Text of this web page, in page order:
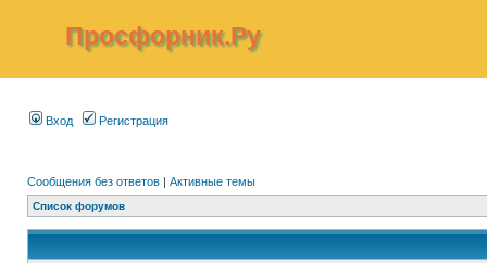
Просфорник.Ру
Вход Регистрация
Сообщения без ответов | Активные темы
Список форумов